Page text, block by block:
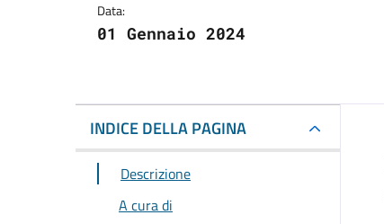
Data:
01 Gennaio 2024
INDICE DELLA PAGINA
Descrizione
A cura di